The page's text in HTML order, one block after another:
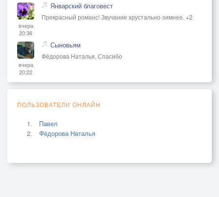
вчера
20:36
Январский благовест
Прекрасный романс! Звучание хрустально-зимнее. +2
вчера
20:22
Сыновьям
Фёдорова Наталья, Спасибо
ПОЛЬЗОВАТЕЛИ ОНЛАЙН
Павел
Фёдорова Наталья